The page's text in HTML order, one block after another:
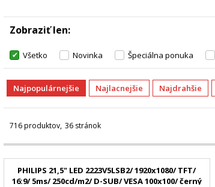
Zobraziť len
Všetko Novinka Špeciálna ponuka
Najpopulárnejšie Najlacnejšie Najdrahšie
716 produktov 36 stránok
PHILIPS 21,5" LED 2223V5LSB2/ 1920x1080/ TFT/
16:9/ 5ms/ 250cd/m2/ D-SUB/ VESA 100x100/ černý